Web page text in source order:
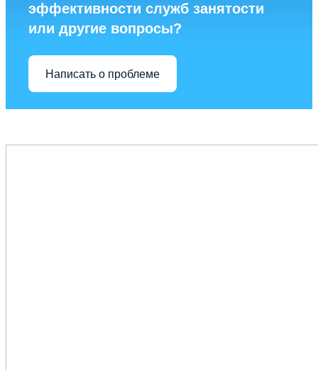
эффективности служб занятости
или другие вопросы?
Написать о проблеме